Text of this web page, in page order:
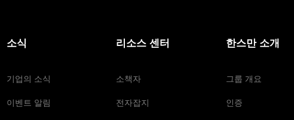
소식
기업의 소식
이벤트 알림
리소스 센터
소책자
전자잡지
한스만 소개
그룹 개요
인증